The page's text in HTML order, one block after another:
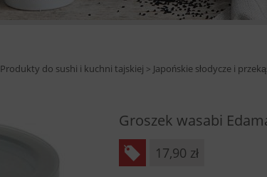
Produkty do sushi i kuchni tajskiej > Japońskie słodycze i
Groszek wasabi
17,90 zł